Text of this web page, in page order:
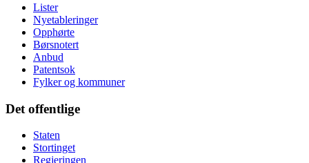
Lister
Nyetableringer
Opphørte
Børsnotert
Anbud
Patentsok
Fylker og kommuner
Det offentlige
Staten
Stortinget
Regjeringen